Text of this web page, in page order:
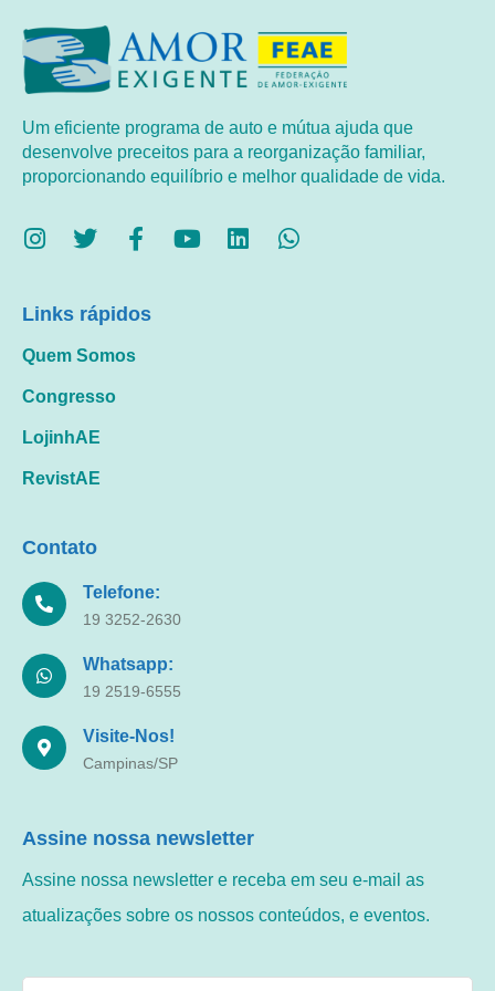
Um eficiente programa de auto e mútua ajuda que
desenvolve preceitos para a reorganização familiar,
proporcionando equilíbrio e melhor qualidade de vida.
Links rápidos
Quem Somos
Congresso
LojinhAE
RevistAE
Contato
Telefone:
19 3252-2630
Whatsapp:
19 2519-6555
Visite-Nos!
Campinas/SP
Assine nossa newsletter
Assine nossa newsletter e receba em seu e-mail as
atualizações sobre os nossos conteúdos, e eventos.